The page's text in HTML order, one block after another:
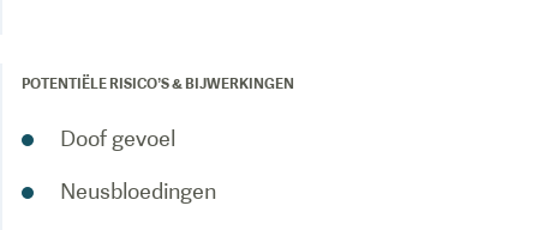
POTENTIËLE RISICO’S & BIJWERKINGEN
Doof gevoel
Neusbloedingen